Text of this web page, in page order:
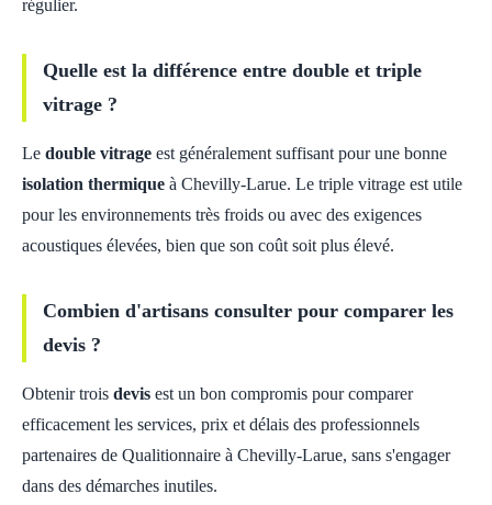
régulier.
Quelle est la différence entre double et triple
vitrage ?
Le double vitrage est généralement suffisant pour une bonne
isolation thermique à Chevilly-Larue. Le triple vitrage est utile
pour les environnements très froids ou avec des exigences
acoustiques élevées, bien que son coût soit plus élevé.
Combien d'artisans consulter pour comparer les
devis ?
Obtenir trois devis est un bon compromis pour comparer
efficacement les services, prix et délais des professionnels
partenaires de Qualitionnaire à Chevilly-Larue, sans s'engager
dans des démarches inutiles.